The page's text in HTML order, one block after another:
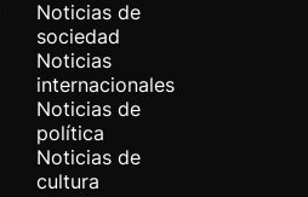
Noticias de
sociedad
Noticias
internacionales
Noticias de
política
Noticias de
cultura